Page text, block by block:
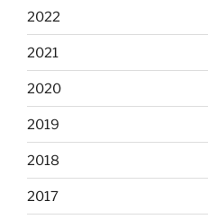
2022
2021
2020
2019
2018
2017